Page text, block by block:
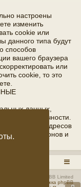
настроены
изменить
cookie или
данного типа будут
способов
вашего браузера
или
cookie, то это
данных,
вашей личности.
отчества, адресов
телефонов и
Software © phpBB Limited
Русская поддержка phpBB